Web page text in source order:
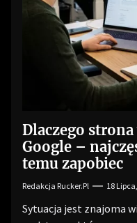
Dlaczego
Google –
temu zapobiec
Redakcja Rucker.pl 18
Sytuacja jest znajoma